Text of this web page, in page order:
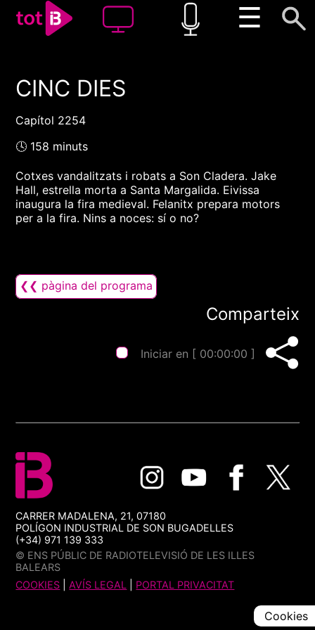
☰
00:00 00:00
CINC DIES
Capítol 2254
🕓 158 minuts
Cotxes vandalitzats i robats a Son Cladera. Jake
Hall, estrella morta a Santa Margalida. Eivissa
inaugura la fira medieval. Felanitx prepara motors
per a la fira. Nins a noces: sí o no?
❮❮ pàgina del programa
Comparteix
Iniciar en [ 00:00:00 ]
CARRER MADALENA, 21, 07180
POLÍGON INDUSTRIAL DE SON BUGADELLES
(+34) 971 139 333
© ENS PÚBLIC DE RADIOTELEVISIÓ DE LES ILLES
BALEARS
COOKIES |AVÍS LEGAL PORTAL PRIVACITAT
Cookies